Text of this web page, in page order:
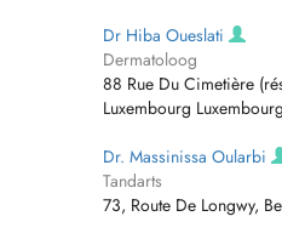
Dr Hiba Oueslati
Dermatoloog
88 Rue Du Cimetière
Luxembourg Luxembourg
Dr. Massinissa Oularbi
Tandarts
73, Route De Longwy,